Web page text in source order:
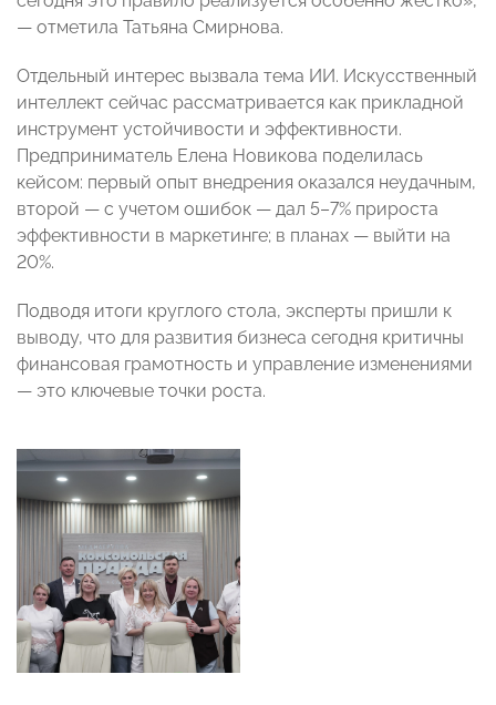
— отметила Татьяна Смирнова.
Отдельный интерес вызвала тема ИИ. Искусственный
интеллект сейчас рассматривается как прикладной
инструмент устойчивости и эффективности.
Предприниматель Елена Новикова поделилась
кейсом: первый опыт внедрения оказался неудачным,
второй — с учетом ошибок — дал 5–7% прироста
эффективности в маркетинге; в планах — выйти на
20%.
Подводя итоги круглого стола, эксперты пришли к
выводу, что для развития бизнеса сегодня критичны
финансовая грамотность и управление изменениями
— это ключевые точки роста.